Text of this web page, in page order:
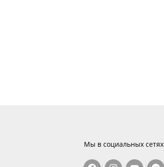
Мы в социальных сетях